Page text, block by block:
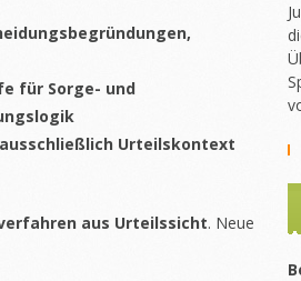
für Sorge- und
Urteilskontext
aus Urteilssicht. Neue